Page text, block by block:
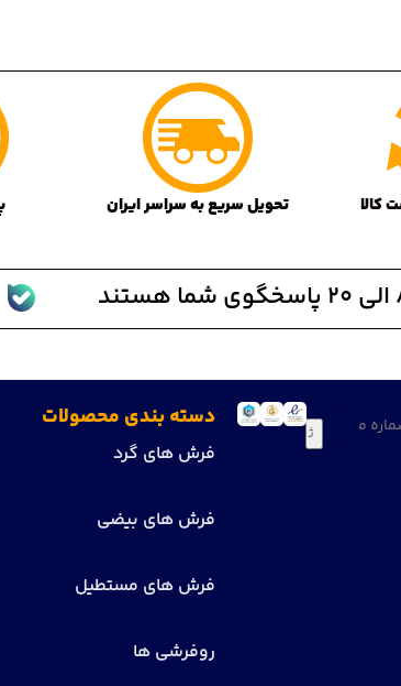
تحویل سریع به سراسر ایران
(ضروری) دسته بندی محصولات
فرش های گرد
فرش های بیضی
فرش های مستطیل
روفرشی ها